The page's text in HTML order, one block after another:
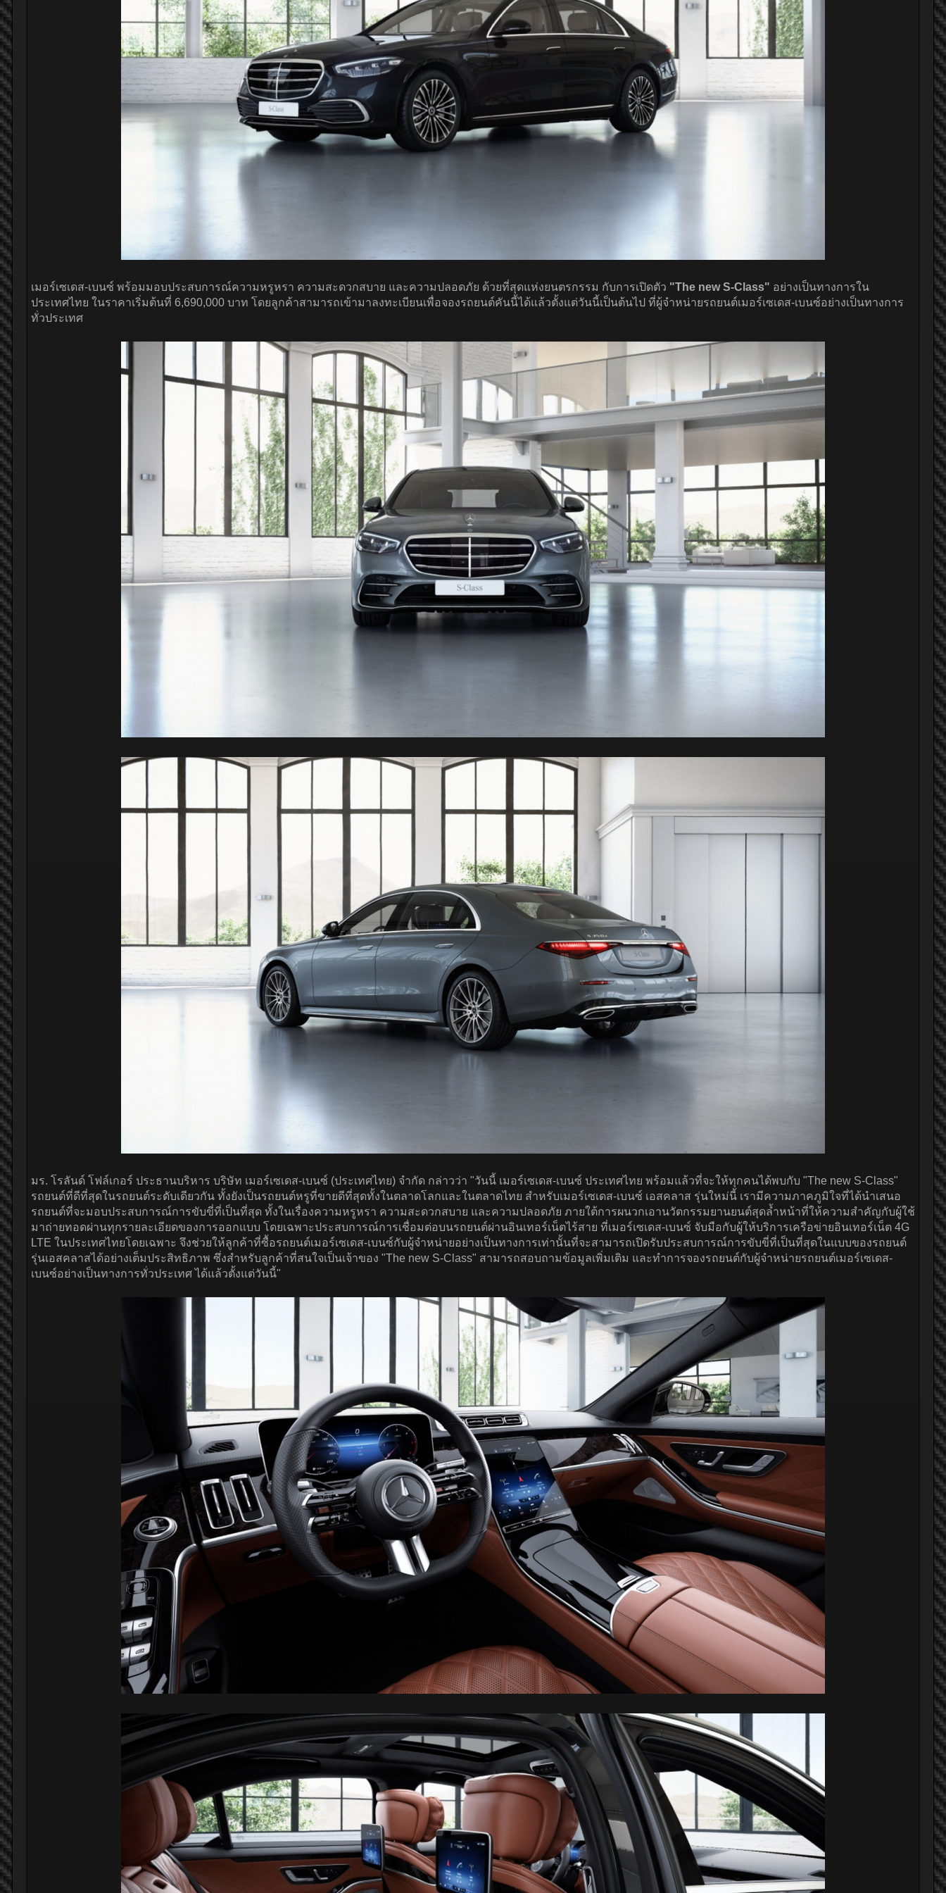
เมอร์เซเดส-เบนซ์ พร้อมมอบประสบการณ์ความหรูหรา ความสะดวกสบาย และความปลอดภัย ด้วยที่สุดแห่งยนตรกรรม กับการเปิดตัว "The new S-Class" อย่างเป็นทางการใน
ประเทศไทย ในราคาเริ่มต้นที่ 6,690,000 บาท โดยลูกค้าสามารถเข้ามาลงทะเบียนเพื่อจองรถยนต์คันนี้ได้แล้วตั้งแต่วันนี้เป็นต้นไป ที่ผู้จำหน่ายรถยนต์เมอร์เซเดส-เบนซ์อย่างเป็นทางการ
ทั่วประเทศ
มร. โรลันด์ โฟล์เกอร์ ประธานบริหาร บริษัท เมอร์เซเดส-เบนซ์ (ประเทศไทย) จำกัด กล่าวว่า "วันนี้ เมอร์เซเดส-เบนซ์ ประเทศไทย พร้อมแล้วที่จะให้ทุกคนได้พบกับ "The new S-Class"
รถยนต์ที่ดีที่สุดในรถยนต์ระดับเดียวกัน ทั้งยังเป็นรถยนต์หรูที่ขายดีที่สุดทั้งในตลาดโลกและในตลาดไทย สำหรับเมอร์เซเดส-เบนซ์ เอสคลาส รุ่นใหม่นี้ เรามีความภาคภูมิใจที่ได้นำเสนอ
รถยนต์ที่จะมอบประสบการณ์การขับขี่ที่เป็นที่สุด ทั้งในเรื่องความหรูหรา ความสะดวกสบาย และความปลอดภัย ภายใต้การผนวกเอานวัตกรรมยานยนต์สุดล้ำหน้าที่ให้ความสำคัญกับผู้ใช้
มาถ่ายทอดผ่านทุกรายละเอียดของการออกแบบ โดยเฉพาะประสบการณ์การเชื่อมต่อบนรถยนต์ผ่านอินเทอร์เน็ตไร้สาย ที่เมอร์เซเดส-เบนซ์ จับมือกับผู้ให้บริการเครือข่ายอินเทอร์เน็ต 4G
LTE ในประเทศไทยโดยเฉพาะ จึงช่วยให้ลูกค้าที่ซื้อรถยนต์เมอร์เซเดส-เบนซ์กับผู้จำหน่ายอย่างเป็นทางการเท่านั้นที่จะสามารถเปิดรับประสบการณ์การขับขี่ที่เป็นที่สุดในแบบของรถยนต์
รุ่นเอสคลาสได้อย่างเต็มประสิทธิภาพ ซึ่งสำหรับลูกค้าที่สนใจเป็นเจ้าของ "The new S-Class" สามารถสอบถามข้อมูลเพิ่มเติม และทำการจองรถยนต์กับผู้จำหน่ายรถยนต์เมอร์เซเดส-
เบนซ์อย่างเป็นทางการทั่วประเทศ ได้แล้วตั้งแต่วันนี้"